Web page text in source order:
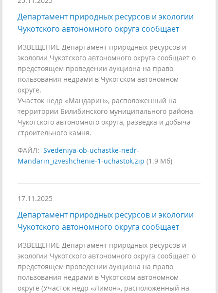
Департамент природных ресурсов и экологии
Чукотского автономного округа сообщает
ИЗВЕЩЕНИЕ Департамент природных ресурсов и
экологии Чукотского автономного округа сообщает о
предстоящем проведении аукциона на право
пользования недрами в Чукотском автономном
округе.
Участок недр «Мандарин», расположенный на
территории Билибинского муниципального района
Чукотского автономного округа, разведка и добыча
строительного камня.
ФАЙЛ: Svedeniya-ob-uchastke-nedr-
Mandarin_izveshchenie-1-uchastok.zip (1.9 Мб)
17.11.2025
Департамент природных ресурсов и экологии
Чукотского автономного округа сообщает
ИЗВЕЩЕНИЕ Департамент природных ресурсов и
экологии Чукотского автономного округа сообщает о
предстоящем проведении аукциона на право
пользования недрами в Чукотском автономном
округе (Участок недр «Лимон», расположенный на